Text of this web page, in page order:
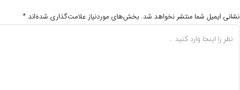
نشانی ایمیل شما منتشر نخواهد شد. بخش‌های موردنیاز علامت‌گذاری شده‌اند *